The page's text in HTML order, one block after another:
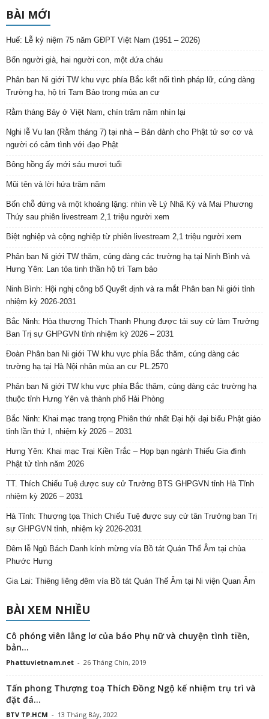
BÀI MỚI
Huế: Lễ kỷ niệm 75 năm GĐPT Việt Nam (1951 – 2026)
Bốn người già, hai người con, một đứa cháu
Phân ban Ni giới TW khu vực phía Bắc kết nối tình pháp lữ, cúng dàng
Trường hạ, hộ trì Tam Bảo trong mùa an cư
Rằm tháng Bảy ở Việt Nam, chín trăm năm nhìn lại
Nghi lễ Vu lan (Rằm tháng 7) tại nhà – Bản dành cho Phật tử sơ cơ và
người có cảm tình với đạo Phật
Bông hồng ấy mới sáu mươi tuổi
Mũi tên và lời hứa trăm năm
Bốn chỗ đứng và một khoảng lặng: nhìn về Lý Nhã Kỳ và Mai Phương
Thúy sau phiên livestream 2,1 triệu người xem
Biệt nghiệp và cộng nghiệp từ phiên livestream 2,1 triệu người xem
Phân ban Ni giới TW thăm, cúng dàng các trường hạ tại Ninh Bình và
Hưng Yên: Lan tỏa tinh thần hộ trì Tam bảo
Ninh Bình: Hội nghị công bố Quyết định và ra mắt Phân ban Ni giới tỉnh
nhiệm kỳ 2026-2031
Bắc Ninh: Hòa thượng Thích Thanh Phụng được tái suy cử làm Trưởng
Ban Trị sự GHPGVN tỉnh nhiệm kỳ 2026 – 2031
Đoàn Phân ban Ni giới TW khu vực phía Bắc thăm, cúng dàng các
trường hạ tại Hà Nội nhân mùa an cư PL.2570
Phân ban Ni giới TW khu vực phía Bắc thăm, cúng dàng các trường hạ
thuộc tỉnh Hưng Yên và thành phố Hải Phòng
Bắc Ninh: Khai mạc trang trọng Phiên thứ nhất Đại hội đại biểu Phật giáo
tỉnh lần thứ I, nhiệm kỳ 2026 – 2031
Hưng Yên: Khai mạc Trại Kiền Trắc – Họp bạn ngành Thiếu Gia đình
Phật tử tỉnh năm 2026
TT. Thích Chiếu Tuệ được suy cử Trưởng BTS GHPGVN tỉnh Hà Tĩnh
nhiệm kỳ 2026 – 2031
Hà Tĩnh: Thượng tọa Thích Chiếu Tuệ được suy cử tân Trưởng ban Trị
sự GHPGVN tỉnh, nhiệm kỳ 2026-2031
Đêm lễ Ngũ Bách Danh kính mừng vía Bồ tát Quán Thế Âm tại chùa
Phước Hưng
Gia Lai: Thiêng liêng đêm vía Bồ tát Quán Thế Âm tại Ni viện Quan Âm
BÀI XEM NHIỀU
Cô phóng viên lẳng lơ của báo Phụ nữ và chuyện tình tiền,
bản...
Phattuvietnam.net - 26 Tháng Chín, 2019
Tấn phong Thượng toạ Thích Đồng Ngộ kế nhiệm trụ trì và
đặt đá...
BTV TP.HCM - 13 Tháng Bảy, 2022